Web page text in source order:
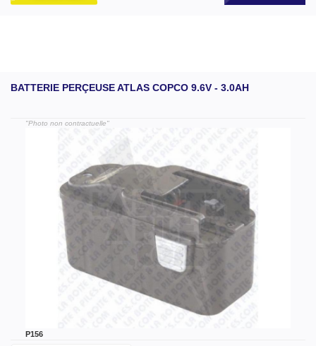
BATTERIE PERÇEUSE ATLAS COPCO 9.6V - 3.0AH
"Photo non contractuelle"
P156